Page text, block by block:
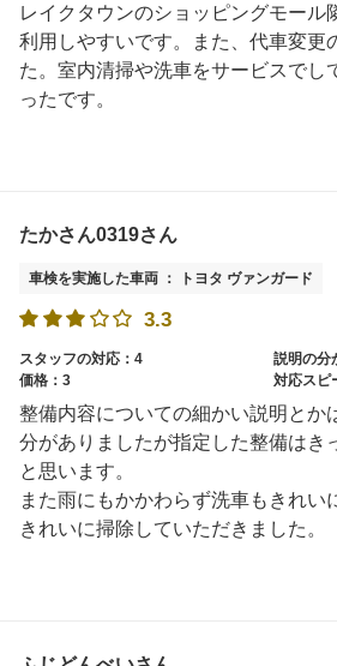
レイクタウンのショッピングモール
利用しやすいです。また、代車変更
た。室内清掃や洗車をサービスでし
ったです。
たかさん0319さん
車検を実施した車両 ： トヨタ ヴァンガード
3.3
スタッフの対応：4
説明の分
価格：3
対応スピ
整備内容についての細かい説明とか
分がありましたが指定した整備はき
と思います。
また雨にもかかわらず洗車もきれい
きれいに掃除していただきました。